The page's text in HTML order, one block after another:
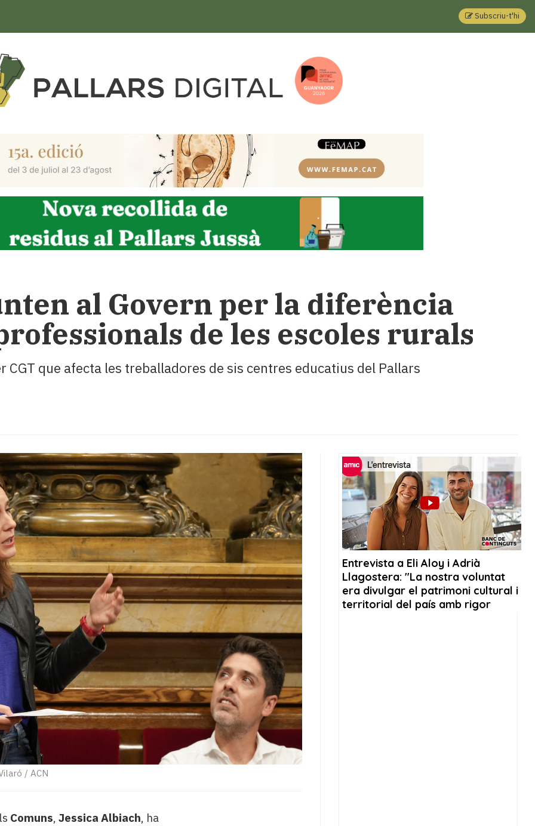
Subscriu-t'hi
al Govern per la diferència
de les escoles rurals
que afecta les treballadores de sis centres educatius del Pallars
/ ACN
Comuns, Jessica Albiach, ha